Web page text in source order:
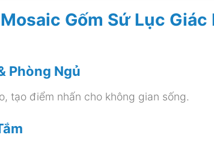
Gốm Sứ Lục Giác
Phòng Ngủ
tạo điểm nhấn cho không gian sống.